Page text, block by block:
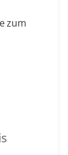
zum